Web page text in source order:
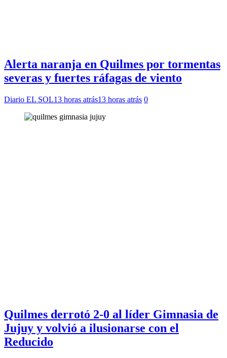
Alerta naranja en Quilmes por tormentas
severas y fuertes ráfagas de viento
Diario EL SOL13 horas atrás13 horas atrás 0
Quilmes derrotó 2-0 al líder Gimnasia de
Jujuy y volvió a ilusionarse con el
Reducido